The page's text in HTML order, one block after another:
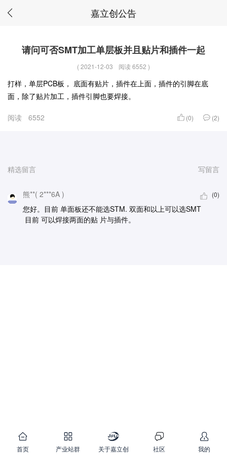
嘉立创公告
请问可否SMT加工单层板并且贴片和插件一起
(2021-12-03 阅读 6552 )
打样，单层PCB板， 底面有贴片，插件在上面，插件的引脚在底
面，除了贴片加工，插件引脚也要焊接。
阅读 6552 (0) (2)
精选留言 写留言
熊**( 2***6A ) (0)
您好。目前 单面板还不能选STM. 双面和以上可以选SMT
目前 可以焊接两面的贴 片与插件。
首页 产业站群 关于嘉立创 社区 我的